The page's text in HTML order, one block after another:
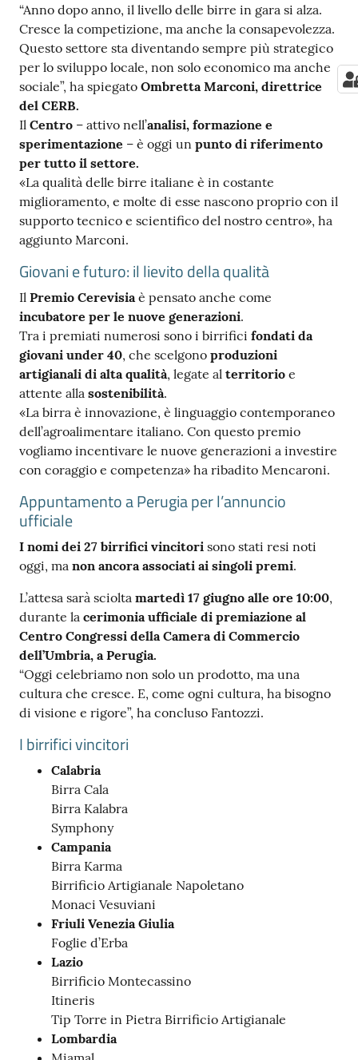
“Anno dopo anno, il livello delle birre in gara si alza.
Cresce la competizione, ma anche la consapevolezza.
Questo settore sta diventando sempre più strategico
per lo sviluppo locale, non solo economico ma anche
sociale”, ha spiegato Ombretta Marconi, direttrice
del CERB.
Il Centro – attivo nell’analisi, formazione e
sperimentazione – è oggi un punto di riferimento
per tutto il settore.
«La qualità delle birre italiane è in costante
miglioramento, e molte di esse nascono proprio con il
supporto tecnico e scientifico del nostro centro», ha
aggiunto Marconi.
Giovani e futuro: il lievito della qualità
Il Premio Cerevisia è pensato anche come
incubatore per le nuove generazioni.
Tra i premiati numerosi sono i birrifici fondati da
giovani under 40, che scelgono produzioni
artigianali di alta qualità, legate al territorio e
attente alla sostenibilità.
«La birra è innovazione, è linguaggio contemporaneo
dell’agroalimentare italiano. Con questo premio
vogliamo incentivare le nuove generazioni a investire
con coraggio e competenza» ha ribadito Mencaroni.
Appuntamento a Perugia per l’annuncio
ufficiale
I nomi dei 27 birrifici vincitori sono stati resi noti
oggi, ma non ancora associati ai singoli premi.
L’attesa sarà sciolta martedì 17 giugno alle ore 10:00,
durante la cerimonia ufficiale di premiazione al
Centro Congressi della Camera di Commercio
dell’Umbria, a Perugia.
“Oggi celebriamo non solo un prodotto, ma una
cultura che cresce. E, come ogni cultura, ha bisogno
di visione e rigore”, ha concluso Fantozzi.
I birrifici vincitori
Calabria
Birra Cala
Birra Kalabra
Symphony
Campania
Birra Karma
Birrificio Artigianale Napoletano
Monaci Vesuviani
Friuli Venezia Giulia
Foglie d’Erba
Lazio
Birrificio Montecassino
Itineris
Tip Torre in Pietra Birrificio Artigianale
Lombardia